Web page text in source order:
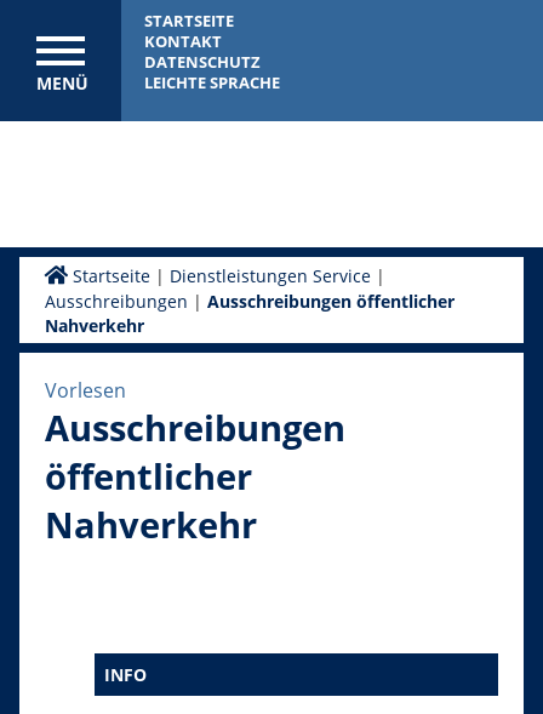
MENÜ
STARTSEITE
KONTAKT
DATENSCHUTZ
LEICHTE SPRACHE
Startseite| Dienstleistungen Service|
Ausschreibungen | Ausschreibungen öffentlicher
Nahverkehr
Vorlesen
Ausschreibungen
öffentlicher
Nahverkehr
INFO